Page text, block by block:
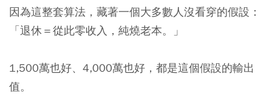
因為這整套算法，藏著一個大多數人沒看穿的假設：
「退休＝從此零收入，純燒老本。」
1,500萬也好、4,000萬也好，都是這個假設的輸出
值。